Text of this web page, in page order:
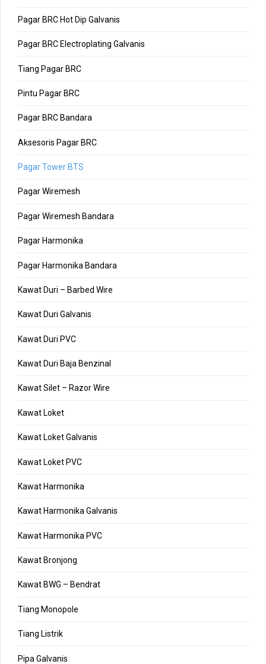
Pagar BRC Hot Dip Galvanis
Pagar BRC Electroplating Galvanis
Tiang Pagar BRC
Pintu Pagar BRC
Pagar BRC Bandara
Aksesoris Pagar BRC
Pagar Tower BTS
Pagar Wiremesh
Pagar Wiremesh Bandara
Pagar Harmonika
Pagar Harmonika Bandara
Kawat Duri – Barbed Wire
Kawat Duri Galvanis
Kawat Duri PVC
Kawat Duri Baja Benzinal
Kawat Silet – Razor Wire
Kawat Loket
Kawat Loket Galvanis
Kawat Loket PVC
Kawat Harmonika
Kawat Harmonika Galvanis
Kawat Harmonika PVC
Kawat Bronjong
Kawat BWG – Bendrat
Tiang Monopole
Tiang Listrik
Pipa Galvanis